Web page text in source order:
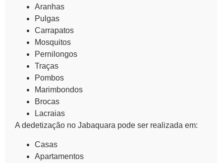
Aranhas
Pulgas
Carrapatos
Mosquitos
Pernilongos
Traças
Pombos
Marimbondos
Brocas
Lacraias
A dedetização no Jabaquara pode ser realizada em:
Casas
Apartamentos